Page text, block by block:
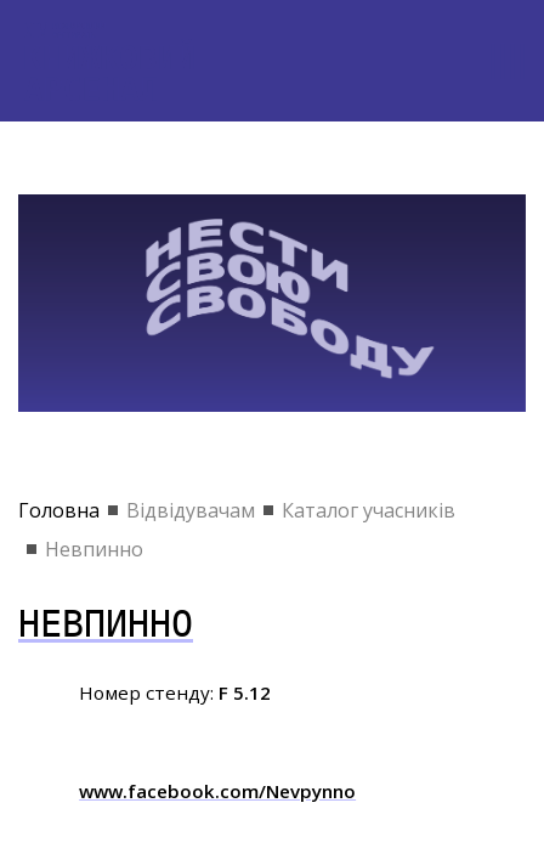
Головна Відвідувачам
Каталог учасників
Невпинно
НЕВПИННО
Номер стенду: F 5.12
www.facebook.com/Nevpynno